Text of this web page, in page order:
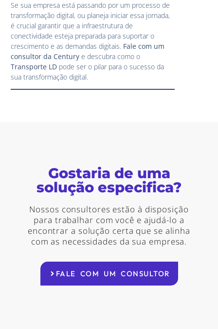
Se sua empresa está passando por um processo de
transformação digital, ou planeja iniciar essa jornada,
é crucial garantir que a infraestrutura de
conectividade esteja preparada para suportar o
crescimento e as demandas digitais. Fale com um
consultor da Century e descubra como o
Transporte LD pode ser o pilar para o sucesso da
sua transformação digital.
Gostaria de uma
solução especifica?
Nossos consultores estão à disposição
para trabalhar com você e ajudá-lo a
encontrar a solução certa que se alinha
com as necessidades da sua empresa.
FALE COM UM CONSULTOR